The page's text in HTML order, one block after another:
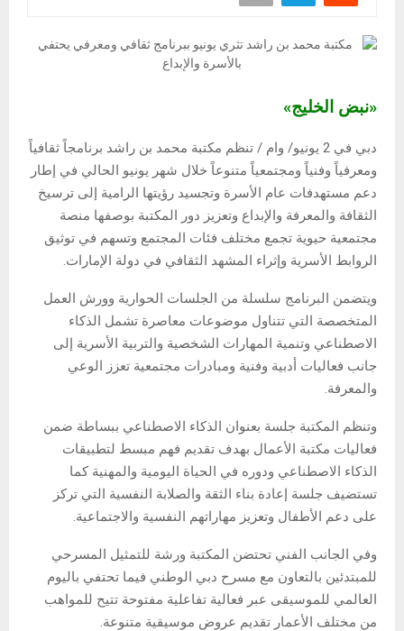
«نبض الخليج»
دبي في 2 يونيو/ وام / تنظم مكتبة محمد بن راشد برنامجاً ثقافياً
ومعرفياً وفنياً ومجتمعياً متنوعاً خلال شهر يونيو الحالي في إطار
دعم مستهدفات عام الأسرة وتجسيد رؤيتها الرامية إلى ترسيخ
الثقافة والمعرفة والإبداع وتعزيز دور المكتبة بوصفها منصة
مجتمعية حيوية تجمع مختلف فئات المجتمع وتسهم في توثيق
الروابط الأسرية وإثراء المشهد الثقافي في دولة الإمارات.
ويتضمن البرنامج سلسلة من الجلسات الحوارية وورش العمل
المتخصصة التي تتناول موضوعات معاصرة تشمل الذكاء
الاصطناعي وتنمية المهارات الشخصية والتربية الأسرية إلى
جانب فعاليات أدبية وفنية ومبادرات مجتمعية تعزز الوعي
والمعرفة.
وتنظم المكتبة جلسة بعنوان الذكاء الاصطناعي ببساطة ضمن
فعاليات مكتبة الأعمال بهدف تقديم فهم مبسط لتطبيقات
الذكاء الاصطناعي ودوره في الحياة اليومية والمهنية كما
تستضيف جلسة إعادة بناء الثقة والصلابة النفسية التي تركز
على دعم الأطفال وتعزيز مهاراتهم النفسية والاجتماعية.
وفي الجانب الفني تحتضن المكتبة ورشة للتمثيل المسرحي
للمبتدئين بالتعاون مع مسرح دبي الوطني فيما تحتفي باليوم
العالمي للموسيقى عبر فعالية تفاعلية مفتوحة تتيح للمواهب
من مختلف الأعمار تقديم عروض موسيقية متنوعة.